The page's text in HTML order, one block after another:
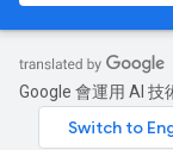
Google 會運用 AI 技